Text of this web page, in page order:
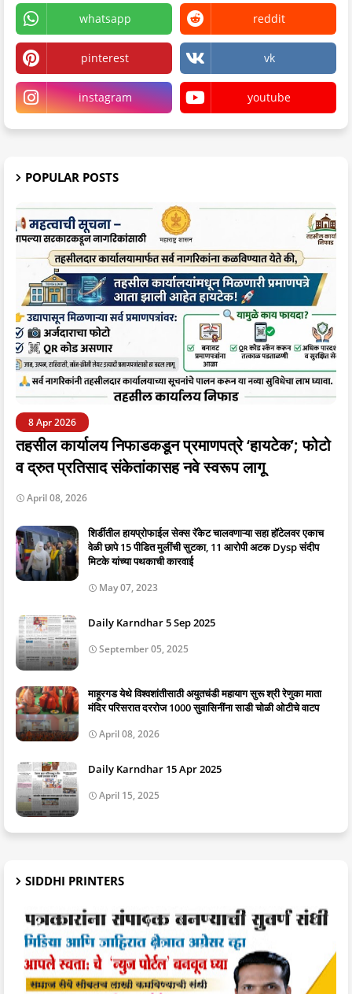
whatsapp reddit
pinterest vk
instagram youtube
POPULAR POSTS
8 Apr 2026
तहसील कार्यालय निफाडकडून प्रमाणपत्रे ‘हायटेक’; फोटो
व द्रुत प्रतिसाद संकेतांकासह नवे स्वरूप लागू
April 08, 2026
शिर्डीतील हायप्रोफाईल सेक्स रॅकेट चालवणाऱ्या सहा हॉटेलवर एकाच
वेळी छापे 15 पीडित मुलींची सुटका, 11 आरोपी अटक Dysp संदीप
मिटके यांच्या पथकाची कारवाई
May 07, 2023
Daily Karndhar 5 Sep 2025
September 05, 2025
माहूरगड येथे विश्वशांतीसाठी अयुतचंडी महायाग सुरू श्री रेणुका माता
मंदिर परिसरात दररोज 1000 सुवासिनींना साडी चोळी ओटीचे वाटप
April 08, 2026
Daily Karndhar 15 Apr 2025
April 15, 2025
SIDDHI PRINTERS